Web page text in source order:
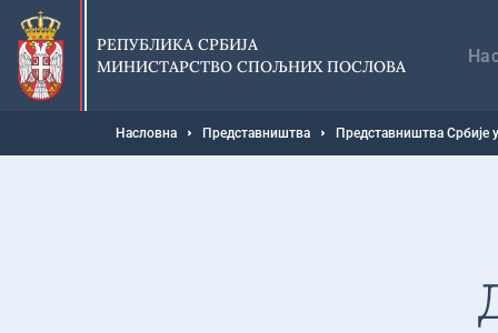
Прескочи
главни
део
садржаја
РЕПУБЛИКА СРБИЈА
МИНИСТАРСТВО СПОЉНИХ ПОСЛОВА
Мрвице
Насловна Представништва Представништва Србије